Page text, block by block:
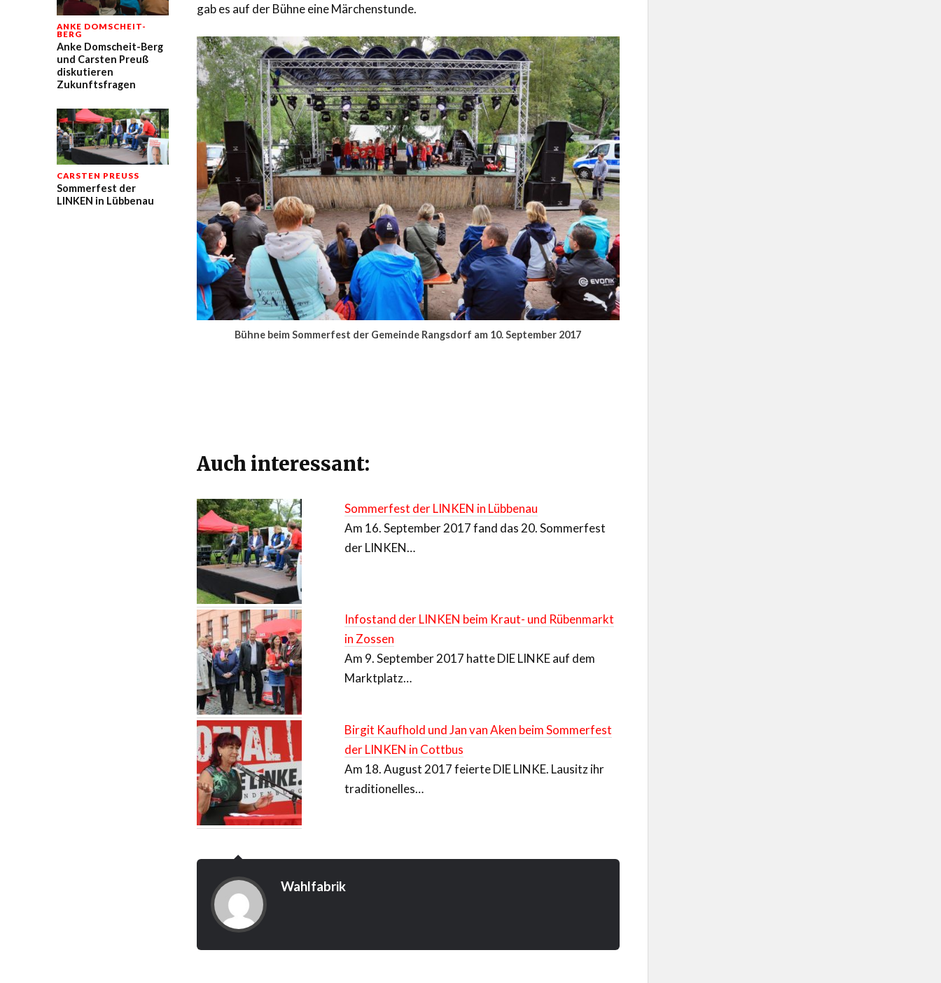
ANKE DOMSCHEIT-
BERG
Anke Domscheit-Berg
und Carsten Preuß
diskutieren
Zukunftsfragen
CARSTEN PREUSS
Sommerfest der
LINKEN in Lübbenau
gab es auf der Bühne eine Märchenstunde.
Bühne beim Sommerfest der Gemeinde Rangsdorf am 10. September 2017
Auch interessant:
Sommerfest der LINKEN in Lübbenau
Am 16. September 2017 fand das 20. Sommerfest
der LINKEN…
Infostand der LINKEN beim Kraut- und Rübenmarkt
in Zossen
Am 9. September 2017 hatte DIE LINKE auf dem
Marktplatz…
Birgit Kaufhold und Jan van Aken beim Sommerfest
der LINKEN in Cottbus
Am 18. August 2017 feierte DIE LINKE. Lausitz ihr
traditionelles…
Wahlfabrik